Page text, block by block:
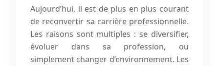
Aujourd’hui, il est de plus en plus courant
de reconvertir sa carrière professionnelle.
Les raisons sont multiples : se diversifier,
évoluer dans sa profession, ou
simplement changer d’environnement. Les